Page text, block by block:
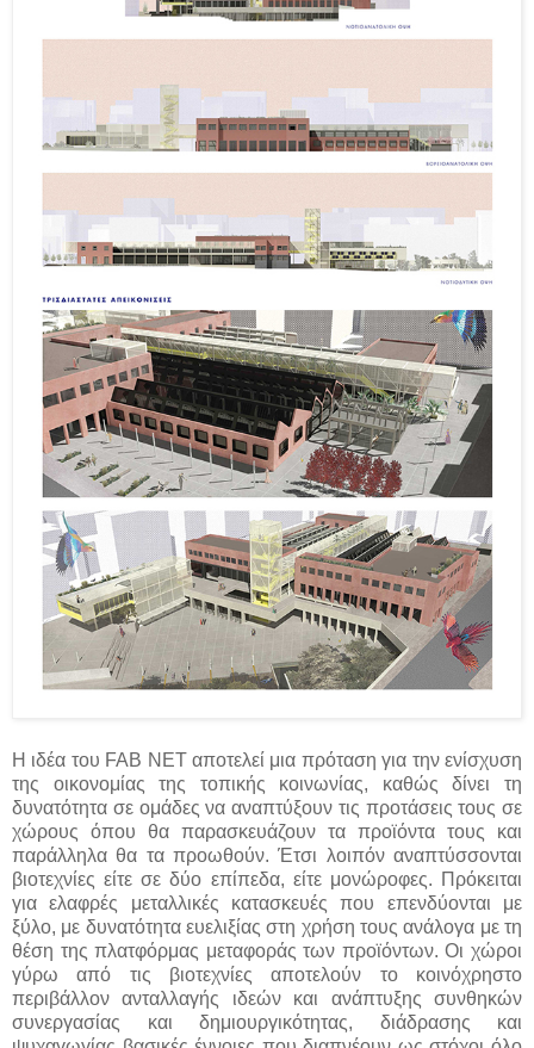
Η ιδέα του FAB NET αποτελεί μια πρόταση για την ενίσχυση
της οικονομίας της τοπικής κοινωνίας, καθώς δίνει τη
δυνατότητα σε ομάδες να αναπτύξουν τις προτάσεις τους σε
χώρους όπου θα παρασκευάζουν τα προϊόντα τους και
παράλληλα θα τα προωθούν. Έτσι λοιπόν αναπτύσσονται
βιοτεχνίες είτε σε δύο επίπεδα, είτε μονώροφες. Πρόκειται
για ελαφρές μεταλλικές κατασκευές που επενδύονται με
ξύλο, με δυνατότητα ευελιξίας στη χρήση τους ανάλογα με τη
θέση της πλατφόρμας μεταφοράς των προϊόντων. Οι χώροι
γύρω από τις βιοτεχνίες αποτελούν το κοινόχρηστο
περιβάλλον ανταλλαγής ιδεών και ανάπτυξης συνθηκών
συνεργασίας και δημιουργικότητας, διάδρασης και